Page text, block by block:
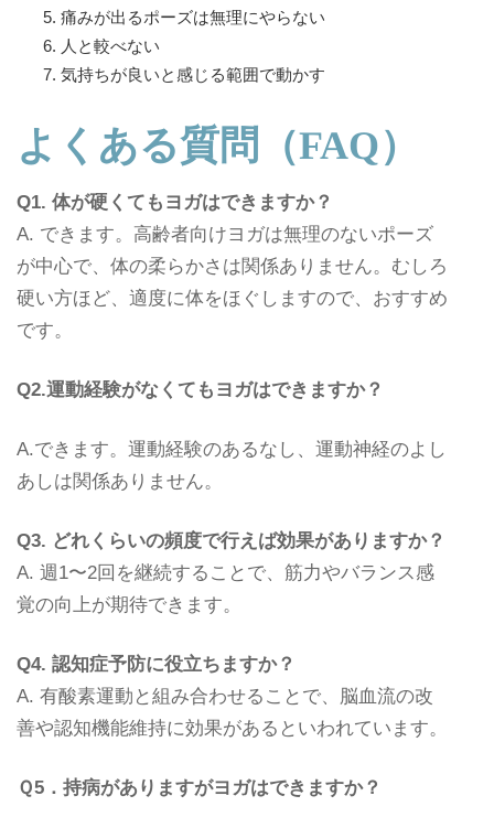
痛みが出るポーズは無理にやらない
人と較べない
気持ちが良いと感じる範囲で動かす
よくある質問（FAQ）
Q1. 体が硬くてもヨガはできますか？
A. できます。高齢者向けヨガは無理のないポーズ
が中心で、体の柔らかさは関係ありません。むしろ
硬い方ほど、適度に体をほぐしますので、おすすめ
です。
Q2.運動経験がなくてもヨガはできますか？
A.できます。運動経験のあるなし、運動神経のよし
あしは関係ありません。
Q3. どれくらいの頻度で行えば効果がありますか？
A. 週1〜2回を継続することで、筋力やバランス感
覚の向上が期待できます。
Q4. 認知症予防に役立ちますか？
A. 有酸素運動と組み合わせることで、脳血流の改
善や認知機能維持に効果があるといわれています。
Ｑ5．持病がありますがヨガはできますか？